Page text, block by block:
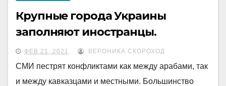
Крупные города Украины
заполняют иностранцы.
ФЕВ 21, 2021 ВЕРОНИКА СКОРОХОД
СМИ пестрят конфликтами как между арабами, так
и между кавказцами и местными. Большинство